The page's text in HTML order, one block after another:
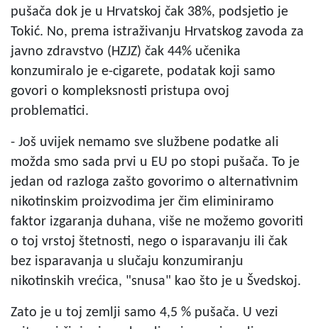
pušača dok je u Hrvatskoj čak 38%, podsjetio je
Tokić. No, prema istraživanju Hrvatskog zavoda za
javno zdravstvo (HZJZ) čak 44% učenika
konzumiralo je e-cigarete, podatak koji samo
govori o kompleksnosti pristupa ovoj
problematici.
- Još uvijek nemamo sve službene podatke ali
možda smo sada prvi u EU po stopi pušača. To je
jedan od razloga zašto govorimo o alternativnim
nikotinskim proizvodima jer čim eliminiramo
faktor izgaranja duhana, više ne možemo govoriti
o toj vrstoj štetnosti, nego o isparavanju ili čak
bez isparavanja u slučaju konzumiranju
nikotinskih vrećica, "snusa" kao što je u Švedskoj.
Zato je u toj zemlji samo 4,5 % pušača. U vezi